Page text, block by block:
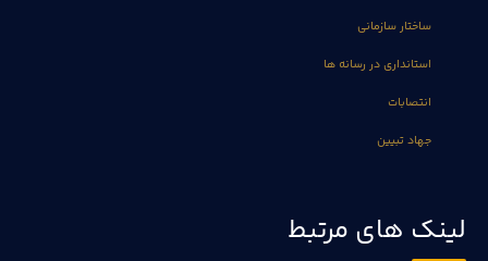
ساختار سازمانی
استانداری در رسانه ها
انتصابات
جهاد تبیین
لینک های مرتبط